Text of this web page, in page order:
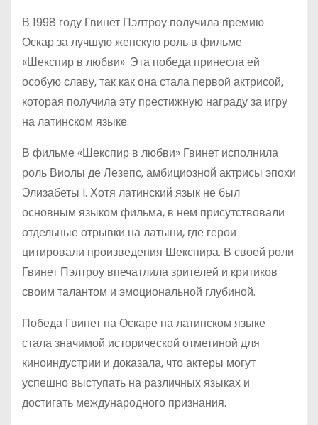
В 1998 году Гвинет Пэлтроу получила премию
Оскар за лучшую женскую роль в фильме
«Шекспир в любви». Эта победа принесла ей
особую славу, так как она стала первой актрисой,
которая получила эту престижную награду за игру
на латинском языке.
В фильме «Шекспир в любви» Гвинет исполнила
роль Виолы де Лезепс, амбициозной актрисы эпохи
Элизабеты I. Хотя латинский язык не был
основным языком фильма, в нем присутствовали
отдельные отрывки на латыни, где герои
цитировали произведения Шекспира. В своей роли
Гвинет Пэлтроу впечатлила зрителей и критиков
своим талантом и эмоциональной глубиной.
Победа Гвинет на Оскаре на латинском языке
стала значимой исторической отметиной для
киноиндустрии и доказала, что актеры могут
успешно выступать на различных языках и
достигать международного признания.